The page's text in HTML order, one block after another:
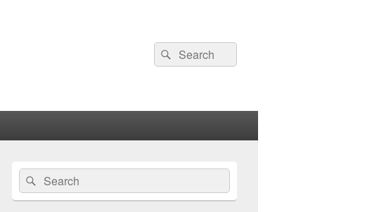
Search
for:
Search
Primary
Sidebar
Widget
Area
Search
for:
Search